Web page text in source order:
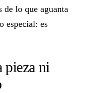
de lo que aguanta
especial: es
pieza ni